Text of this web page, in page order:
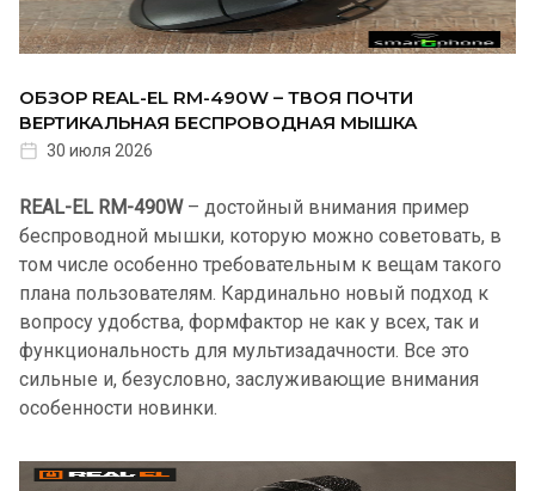
ОБЗОР REAL-EL RM-490W – ТВОЯ ПОЧТИ
ВЕРТИКАЛЬНАЯ БЕСПРОВОДНАЯ МЫШКА
30 июля 2026
REAL-EL RM-490W– достойный внимания пример
беспроводной мышки, которую можно советовать, в
том числе особенно требовательным к вещам такого
плана пользователям. Кардинально новый подход к
вопросу удобства, формфактор не как у всех, так и
функциональность для мультизадачности. Все это
сильные и, безусловно, заслуживающие внимания
особенности новинки.